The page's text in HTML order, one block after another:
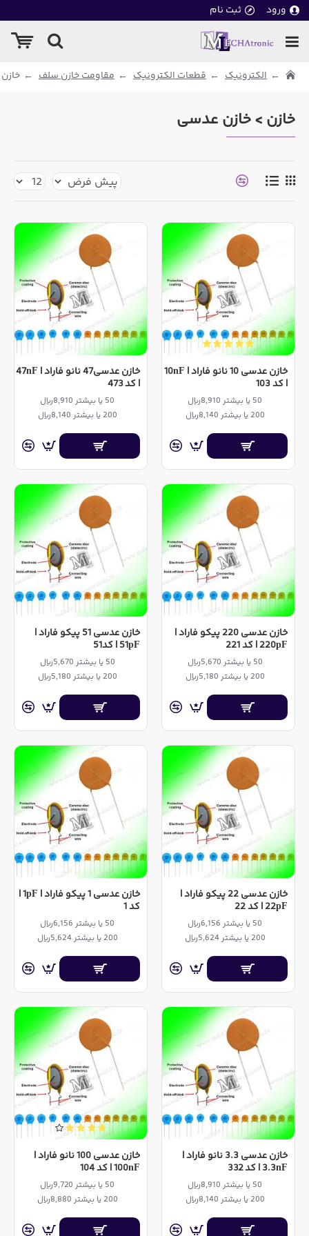
ورود ثبت نام
الکترونیک قطعات الکترونیک مقاومت خازن سلف
خازن > خازن عدسی
خازن عدسی 10 نانو فاراد | 10nF
| کد 103
50 یا بیشتر 8,910ریال
200 یا بیشتر 8,140ریال
خازن عدسی47 نانو فاراد | 47nF
| کد 473
50 یا بیشتر 8,910ریال
200 یا بیشتر 8,140ریال
خازن عدسی 220 پیکو فاراد |
220pF | کد 221
50 یا بیشتر 5,670ریال
200 یا بیشتر 5,180ریال
خازن عدسی 51 پیکو فاراد |
51pF | کد51
50 یا بیشتر 5,670ریال
200 یا بیشتر 5,180ریال
خازن عدسی 22 پیکو فاراد |
22pF | کد 22
50 یا بیشتر 6,156ریال
200 یا بیشتر 5,624ریال
خازن عدسی 1 پیکو فاراد | 1pF |
کد 1
50 یا بیشتر 6,156ریال
200 یا بیشتر 5,624ریال
خازن عدسی 3.3 نانو فاراد |
3.3nF | کد 332
50 یا بیشتر 8,910ریال
200 یا بیشتر 8,140ریال
خازن عدسی 100 نانو فاراد |
100nF | کد 104
50 یا بیشتر 9,720ریال
200 یا بیشتر 8,880ریال